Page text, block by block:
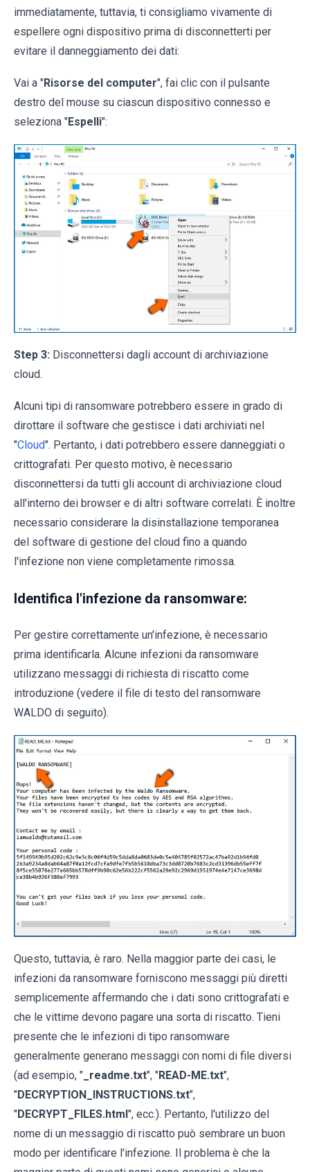
immediatamente, tuttavia, ti consigliamo vivamente di
espellere ogni dispositivo prima di disconnetterti per
evitare il danneggiamento dei dati:
Vai a "Risorse del computer", fai clic con il pulsante
destro del mouse su ciascun dispositivo connesso e
seleziona "Espelli":
Step 3: Disconnettersi dagli account di archiviazione
cloud.
Alcuni tipi di ransomware potrebbero essere in grado di
dirottare il software che gestisce i dati archiviati nel
"Cloud". Pertanto, i dati potrebbero essere danneggiati o
crittografati. Per questo motivo, è necessario
disconnettersi da tutti gli account di archiviazione cloud
all'interno dei browser e di altri software correlati. È inoltre
necessario considerare la disinstallazione temporanea
del software di gestione del cloud fino a quando
l'infezione non viene completamente rimossa.
Identifica l'infezione da ransomware:
Per gestire correttamente un'infezione, è necessario
prima identificarla. Alcune infezioni da ransomware
utilizzano messaggi di richiesta di riscatto come
introduzione (vedere il file di testo del ransomware
WALDO di seguito).
Questo, tuttavia, è raro. Nella maggior parte dei casi, le
infezioni da ransomware forniscono messaggi più diretti
semplicemente affermando che i dati sono crittografati e
che le vittime devono pagare una sorta di riscatto. Tieni
presente che le infezioni di tipo ransomware
generalmente generano messaggi con nomi di file diversi
(ad esempio, " _readme.txt", "READ-ME.txt",
"DECRYPTION_INSTRUCTIONS.txt",
"DECRYPT_FILES.html", ecc.). Pertanto, l'utilizzo del
nome di un messaggio di riscatto può sembrare un buon
modo per identificare l'infezione. Il problema è che la